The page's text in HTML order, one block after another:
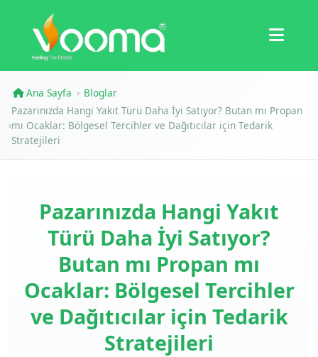
Sertifikalar
Vaka Çalışması
Ana Sayfa › Bloglar
›
Pazarınızda Hangi Yakıt Türü Daha İyi Satıyor? Butan mı Propan
mı Ocaklar: Bölgesel Tercihler ve Dağıtıcılar için Tedarik
Stratejileri
Pazarınızda Hangi Yakıt
Türü Daha İyi Satıyor?
Butan mı Propan mı
Ocaklar: Bölgesel Tercihler
ve Dağıtıcılar için Tedarik
Stratejileri